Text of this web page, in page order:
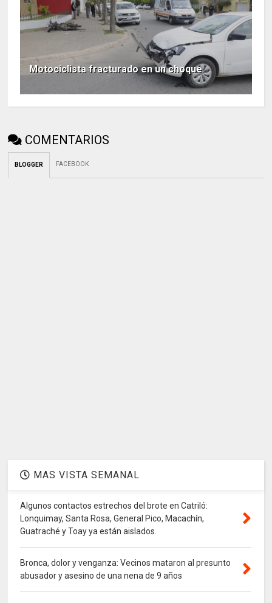
Motociclista fracturado en un choque
COMENTARIOS
BLOGGER FACEBOOK
MAS VISTA SEMANAL
Algunos contactos estrechos del brote en Catriló:
Lonquimay, Santa Rosa, General Pico, Macachín,
Guatraché y Toay ya están aislados.
Bronca, dolor y venganza: Vecinos mataron al presunto
abusador y asesino de una nena de 9 años